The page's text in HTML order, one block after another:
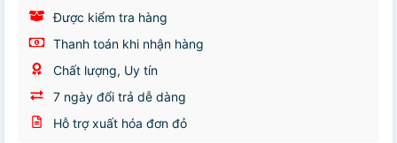
Được kiểm tra hàng
Thanh toán khi nhận hàng
Chất lượng, Uy tín
7 ngày đổi trả dễ dàng
Hỗ trợ xuất hóa đơn đỏ